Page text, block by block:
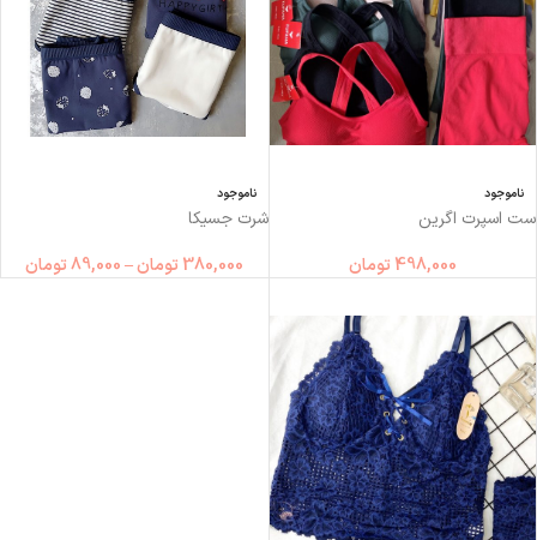
ناموجود
ست اسپرت اگرین
498,000 تومان
ناموجود
شرت جسیکا
380,000 تومان–
89,000 تومان